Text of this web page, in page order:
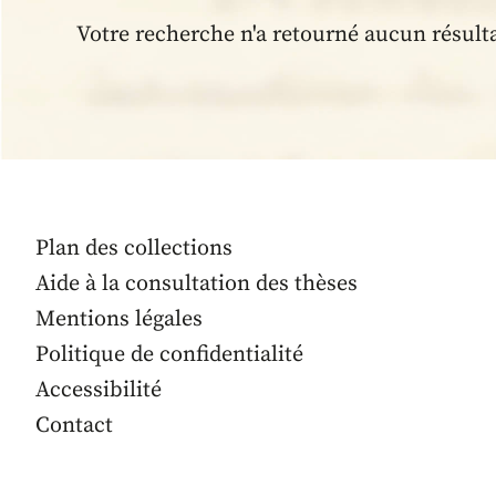
Votre recherche n'a retourné aucun
Plan des collections
Aide à la consultation des thèses
Mentions légales
Politique de confidentialité
Accessibilité
Contact